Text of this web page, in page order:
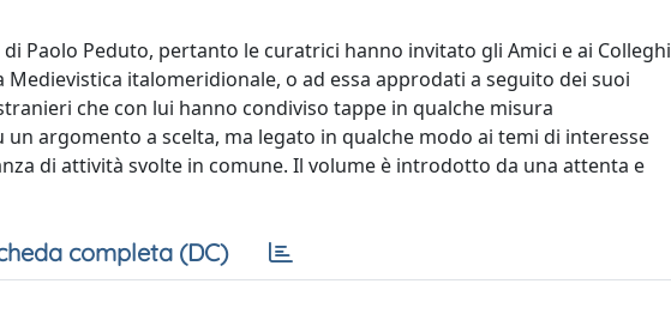
Paolo Peduto, pertanto le curatrici hanno invitato gli Amici e ai Colleghi
italomeridionale, o ad essa approdati a seguito dei suoi
che con lui hanno condiviso tappe in qualche misura
argomento a scelta, ma legato in qualche modo ai temi di interesse
di attività svolte in comune. Il volume è introdotto da una attenta e
completa (DC)